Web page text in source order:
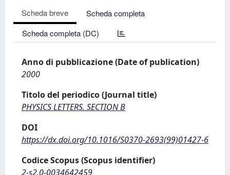
Scheda breve
Scheda completa
Scheda completa (DC)
Anno di pubblicazione (Date of publication)
2000
Titolo del periodico (Journal title)
PHYSICS LETTERS. SECTION B
DOI
https://dx.doi.org/10.1016/S0370-2693(99)01427-6
Codice Scopus (Scopus identifier)
2-s2.0-0034642459